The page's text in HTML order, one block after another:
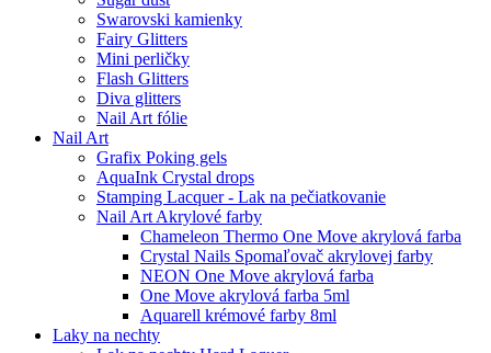
Swarovski kamienky
Fairy Glitters
Mini perličky
Flash Glitters
Diva glitters
Nail Art fólie
Nail Art
Grafix Poking gels
AquaInk Crystal drops
Stamping Lacquer - Lak na pečiatkovanie
Nail Art Akrylové farby
Chameleon Thermo One Move akrylová farba
Crystal Nails Spomaľovač akrylovej farby
NEON One Move akrylová farba
One Move akrylová farba 5ml
Aquarell krémové farby 8ml
Laky na nechty